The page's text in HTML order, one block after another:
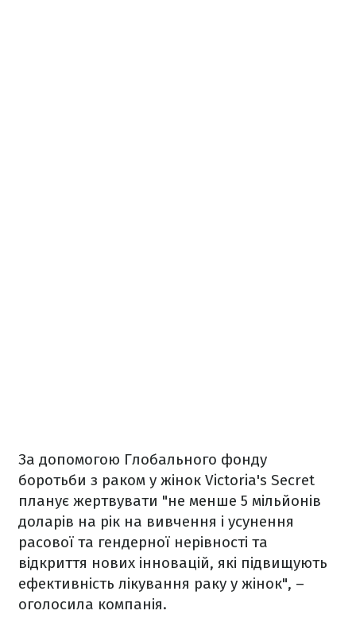
За допомогою Глобального фонду
боротьби з раком у жінок Victoria's Secret
планує жертвувати "не менше 5 мільйонів
доларів на рік на вивчення і усунення
расової та гендерної нерівності та
відкриття нових інновацій, які підвищують
ефективність лікування раку у жінок", –
оголосила компанія.